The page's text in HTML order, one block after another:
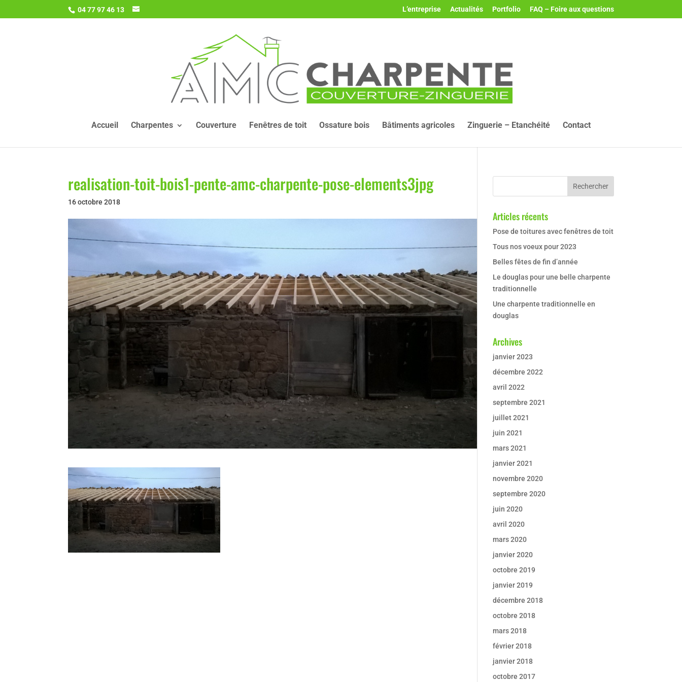
04 77 97 46 13 L’entreprise Actualités Portfolio FAQ – Foire aux questions
Accueil Charpentes Couverture Fenêtres de toit Ossature bois Bâtiments agricoles Zinguerie – Etanchéité Contact
realisation-toit-bois1-pente-amc-charpente-pose-elements3jpg
16 octobre 2018
Articles récents
Pose de toitures avec fenêtres de toit
Tous nos voeux pour 2023
Belles fêtes de fin d’année
Le douglas pour une belle charpente
traditionnelle
Une charpente traditionnelle en
douglas
Archives
janvier 2023
décembre 2022
avril 2022
septembre 2021
juillet 2021
juin 2021
mars 2021
janvier 2021
novembre 2020
septembre 2020
juin 2020
avril 2020
mars 2020
janvier 2020
octobre 2019
janvier 2019
décembre 2018
octobre 2018
mars 2018
février 2018
janvier 2018
octobre 2017